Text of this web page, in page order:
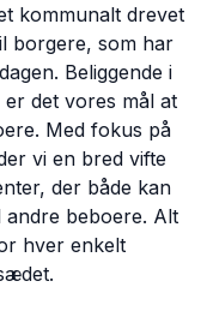
kommunalt drevet
borgere, som har
Beliggende i
det vores mål at
Med fokus på
vi en bred vifte
der både kan
andre beboere. Alt
hver enkelt